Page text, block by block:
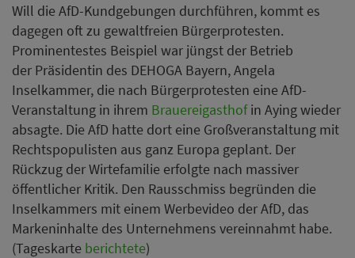
Will die AfD-Kundgebungen durchführen, kommt es
dagegen oft zu gewaltfreien Bürgerprotesten.
Prominentestes Beispiel war jüngst der Betrieb
der Präsidentin des DEHOGA Bayern, Angela
Inselkammer, die nach Bürgerprotesten eine AfD-
Veranstaltung in ihrem Brauereigasthofin Aying wieder
absagte. Die AfD hatte dort eine Großveranstaltung mit
Rechtspopulisten aus ganz Europa geplant. Der
Rückzug der Wirtefamilie erfolgte nach massiver
öffentlicher Kritik. Den Rausschmiss begründen die
Inselkammers mit einem Werbevideo der AfD, das
Markeninhalte des Unternehmens vereinnahmt habe.
(Tageskarte berichtete)